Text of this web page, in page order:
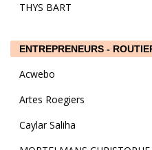
THYS BART
ENTREPRENEURS -
Acwebo
Artes Roegiers
Caylar Saliha